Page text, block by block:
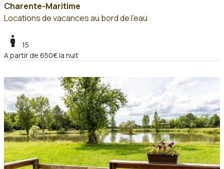
Charente-Maritime
Locations de vacances au bord de l'eau
boy
15
A partir de 650€ la nuit